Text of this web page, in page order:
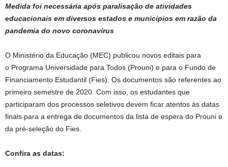
Medida foi necessária após paralisação de atividades
educacionais em diversos estados e municípios em razão da
pandemia do novo coronavírus
O Ministério da Educação (MEC) publicou novos editais para
o Programa Universidade para Todos (Prouni) e para o Fundo de
Financiamento Estudantil (Fies). Os documentos são referentes ao
primeiro semestre de 2020. Com isso, os estudantes que
participaram dos processos seletivos devem ficar atentos às datas
finais para a entrega de documentos da lista de espera do Prouni e
da pré-seleção do Fies.
Confira as datas: